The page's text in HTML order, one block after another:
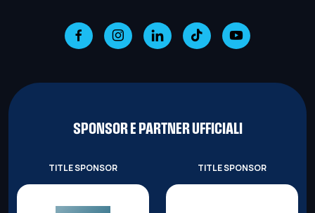
SPONSOR E PARTNER UFFICIALI
TITLE SPONSOR TITLE SPONSOR